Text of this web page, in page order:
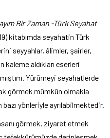
Bir Zaman -Türk Seyahat
kitabımda seyahatin Türk
seyyahlar, âlimler, şairler,
kaleme aldıkları eserleri
Yürümeyi seyahatlerde
görmek mümkün olmakla
yönleriyle ayrılabilmektedir.
görmek, ziyaret etmek